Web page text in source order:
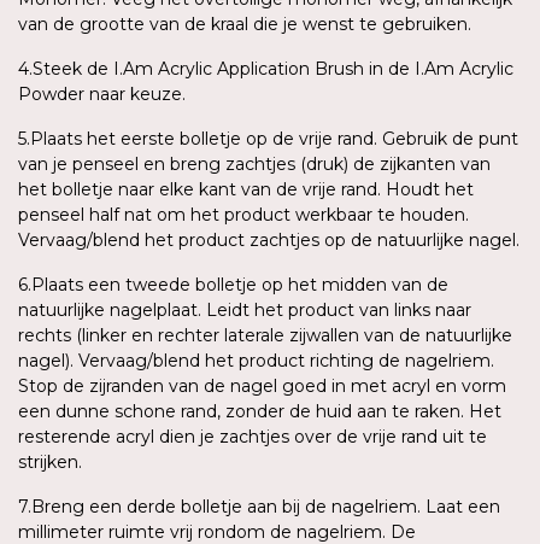
van de grootte van de kraal die je wenst te gebruiken.
4.Steek de I.Am Acrylic Application Brush in de I.Am Acrylic
Powder naar keuze.
5.Plaats het eerste bolletje op de vrije rand. Gebruik de punt
van je penseel en breng zachtjes (druk) de zijkanten van
het bolletje naar elke kant van de vrije rand. Houdt het
penseel half nat om het product werkbaar te houden.
Vervaag/blend het product zachtjes op de natuurlijke nagel.
6.Plaats een tweede bolletje op het midden van de
natuurlijke nagelplaat. Leidt het product van links naar
rechts (linker en rechter laterale zijwallen van de natuurlijke
nagel). Vervaag/blend het product richting de nagelriem.
Stop de zijranden van de nagel goed in met acryl en vorm
een dunne schone rand, zonder de huid aan te raken. Het
resterende acryl dien je zachtjes over de vrije rand uit te
strijken.
7.Breng een derde bolletje aan bij de nagelriem. Laat een
millimeter ruimte vrij rondom de nagelriem. De